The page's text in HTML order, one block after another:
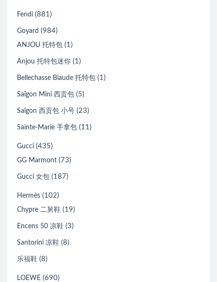
Fendi (881)
Goyard (984)
ANJOU 托特包 (1)
Anjou 托特包迷你 (1)
Bellechasse Biaude 托特包 (1)
Saïgon Mini 西贡包 (5)
Saïgon 西贡包 小号 (23)
Sainte-Marie 手拿包 (11)
Gucci (435)
GG Marmont (73)
Gucci 女包 (187)
Hermès (102)
Chypre 二舅鞋 (19)
Encens 50 凉鞋 (3)
Santorini 凉鞋 (8)
乐福鞋 (8)
LOEWE (690)